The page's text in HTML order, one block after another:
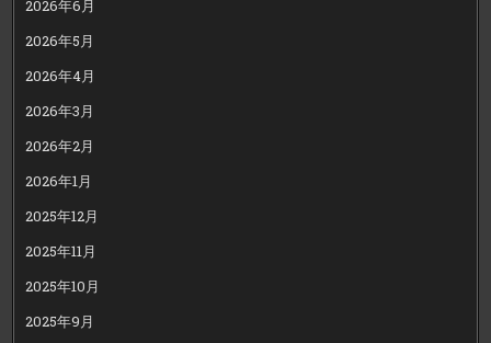
2026年6月
2026年5月
2026年4月
2026年3月
2026年2月
2026年1月
2025年12月
2025年11月
2025年10月
2025年9月